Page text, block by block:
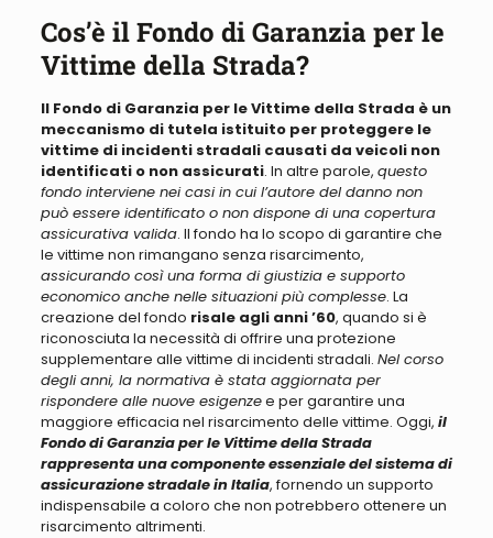
Cos’è il Fondo di Garanzia per le
Vittime della Strada?
Il Fondo di Garanzia per le Vittime della Strada è un
meccanismo di tutela istituito per proteggere le
vittime di incidenti stradali causati da veicoli non
identificati o non assicurati. In altre parole, questo
fondo interviene nei casi in cui l’autore del danno non
può essere identificato o non dispone di una copertura
assicurativa valida. Il fondo ha lo scopo di garantire che
le vittime non rimangano senza risarcimento,
assicurando così una forma di giustizia e supporto
economico anche nelle situazioni più complesse. La
creazione del fondo risale agli anni ’60, quando si è
riconosciuta la necessità di offrire una protezione
supplementare alle vittime di incidenti stradali. Nel corso
degli anni, la normativa è stata aggiornata per
rispondere alle nuove esigenzee per garantire una
maggiore efficacia nel risarcimento delle vittime. Oggi, il
Fondo di Garanzia per le Vittime della Strada
rappresenta una componente essenziale del sistema di
assicurazione stradale in Italia, fornendo un supporto
indispensabile a coloro che non potrebbero ottenere un
risarcimento altrimenti.